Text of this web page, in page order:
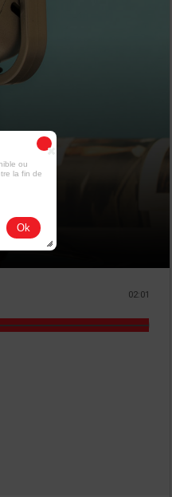
02:01
ou
la fin de
Ok